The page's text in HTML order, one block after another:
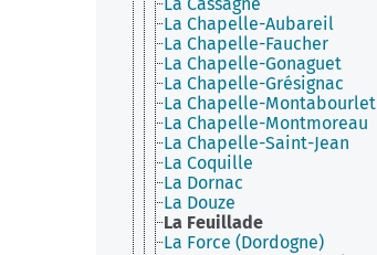
La Chapelle-Aubareil
La Chapelle-Faucher
La Chapelle-Gonaguet
La Chapelle-Grésignac
La Chapelle-Montabourlet
La Chapelle-Montmoreau
La Chapelle-Saint-Jean
La Coquille
La Dornac
La Douze
La Feuillade
La Force (Dordogne)